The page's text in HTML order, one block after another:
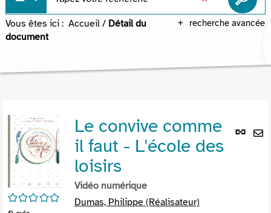
recherche avancée
Vous êtes ici : Accueil / Détail du
document
Lien
/5
Le convive comme
il faut - L'école des
loisirs
Vidéo numérique
Dumas, Philippe (Réalisateur)